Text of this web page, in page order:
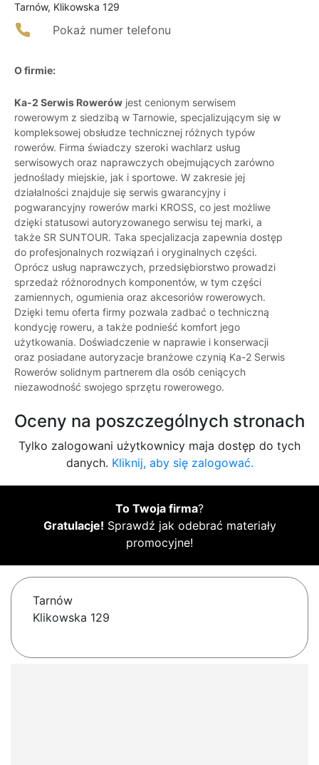
Tarnów, Klikowska 129
Pokaż numer telefonu
O firmie:
Ka-2 Serwis Rowerów jest cenionym serwisem
rowerowym z siedzibą w Tarnowie, specjalizującym się w
kompleksowej obsłudze technicznej różnych typów
rowerów. Firma świadczy szeroki wachlarz usług
serwisowych oraz naprawczych obejmujących zarówno
jednoślady miejskie, jak i sportowe. W zakresie jej
działalności znajduje się serwis gwarancyjny i
pogwarancyjny rowerów marki KROSS, co jest możliwe
dzięki statusowi autoryzowanego serwisu tej marki, a
także SR SUNTOUR. Taka specjalizacja zapewnia dostęp
do profesjonalnych rozwiązań i oryginalnych części.
Oprócz usług naprawczych, przedsiębiorstwo prowadzi
sprzedaż różnorodnych komponentów, w tym części
zamiennych, ogumienia oraz akcesoriów rowerowych.
Dzięki temu oferta firmy pozwala zadbać o techniczną
kondycję roweru, a także podnieść komfort jego
użytkowania. Doświadczenie w naprawie i konserwacji
oraz posiadane autoryzacje branżowe czynią Ka-2 Serwis
Rowerów solidnym partnerem dla osób ceniących
niezawodność swojego sprzętu rowerowego.
Oceny na poszczególnych stronach
Tylko zalogowani użytkownicy maja dostęp do tych
danych. Kliknij, aby się zalogować.
To Twoja firma?
Gratulacje! Sprawdź jak odebrać materiały
promocyjne!
Tarnów
Klikowska 129